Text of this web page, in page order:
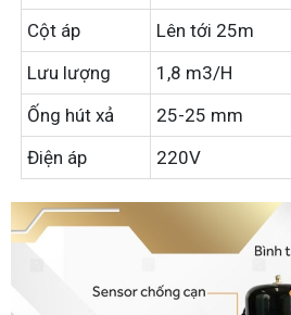
Cột áp
Lên tới 25m
Lưu lượng
1,8 m3/H
Ống hút xả
25-25 mm
Điện áp
220V